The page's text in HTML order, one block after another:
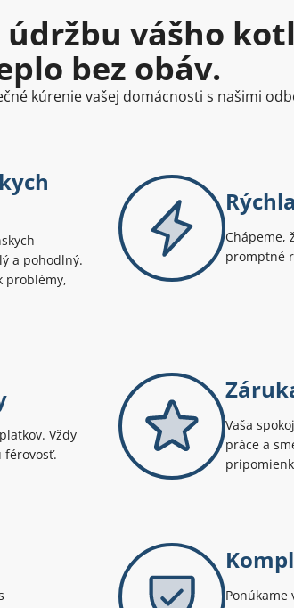
vášho
bez obáv.
kúrenie vašej domácnosti s našimi
a pohodlný.
problémy,
Chápeme,
promptné
Vždy
férovosť.
Vaša
práce a
Ponúkame